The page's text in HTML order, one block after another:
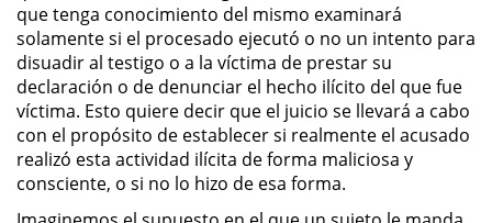
Delincuencia Juvenil
Audiencias de Detención
Audiencias de Transferencia
que tenga conocimiento del mismo examinará
solamente si el procesado ejecutó o no un intento para
disuadir al testigo o a la víctima de prestar su
declaración o de denunciar el hecho ilícito del que fue
víctima. Esto quiere decir que el juicio se llevará a cabo
con el propósito de establecer si realmente el acusado
realizó esta actividad ilícita de forma maliciosa y
consciente, o si no lo hizo de esa forma.